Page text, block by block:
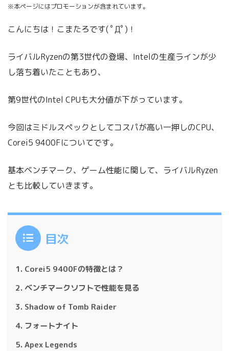
※本ページにはプロモーションが含まれています。
こんにちは！こまたろです( ﾟДﾟ)！
ライバルRyzenの第3世代の登場、Intelの生産ラインが少
し落ち着いたこともあり、
第9世代のIntel CPUも大分値が下がっています。
今回はミドルスペックとしてコスパが高い一押しのCPU、
Corei5 9400Fについてです。
基本ベンチマーク、ゲーム性能に関して、ライバルRyzen
とも比較していきます。
目次
Corei5 9400Fの特徴とは？
ベンチマークソフトで性能を見る
Shadow of Tomb Raider
フォートナイト
Apex Legends